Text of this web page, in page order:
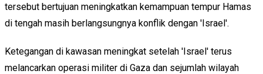
tersebut bertujuan meningkatkan kemampuan tempur Hamas
di tengah masih berlangsungnya konflik dengan 'Israel'.
Ketegangan di kawasan meningkat setelah 'Israel' terus
melancarkan operasi militer di Gaza dan sejumlah wilayah